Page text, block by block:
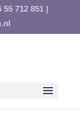
55 712 851 |